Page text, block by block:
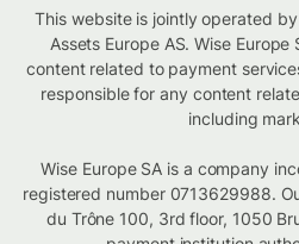
This website is jointly operated
Assets Europe AS. Wise
content related to payment
responsible for any content
including
Wise Europe SA is a company
registered number 0713629988.
du Trône 100, 3rd floor, 1050